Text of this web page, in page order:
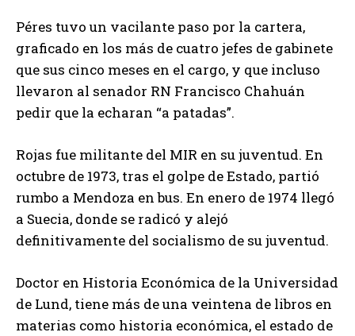
Péres tuvo un vacilante paso por la cartera,
graficado en los más de cuatro jefes de gabinete
que sus cinco meses en el cargo, y que incluso
llevaron al senador RN Francisco Chahuán
pedir que la echaran “a patadas”.
Rojas fue militante del MIR en su juventud. En
octubre de 1973, tras el golpe de Estado, partió
rumbo a Mendoza en bus. En enero de 1974 llegó
a Suecia, donde se radicó y alejó
definitivamente del socialismo de su juventud.
Doctor en Historia Económica de la Universidad
de Lund, tiene más de una veintena de libros en
materias como historia económica, el estado de